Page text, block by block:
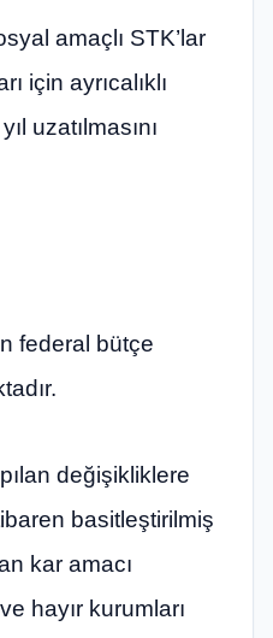
amaçlı STK’lar
için ayrıcalıklı
uzatılmasını
federal bütçe
değişikliklere
basitleştirilmiş
kar amacı
hayır kurumları